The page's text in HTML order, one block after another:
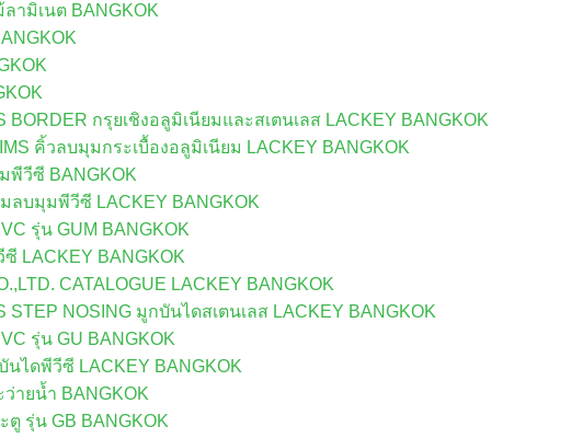
ลามิเนต BANGKOK
BORDER กรุยเชิงอลูมิเนียมและสเตนเลส LACKEY BANGKOK
คิ้วลบมุมกระเบื้องอลูมิเนียม LACKEY BANGKOK
พีวีซี BANGKOK
ลบมุมพีวีซี LACKEY BANGKOK
รุ่น GUM BANGKOK
ซี LACKEY BANGKOK
CATALOGUE LACKEY BANGKOK
STEP NOSING มูกบันไดสเตนเลส LACKEY BANGKOK
รุ่น GU BANGKOK
นไดพีวีซี LACKEY BANGKOK
ายน้ำ BANGKOK
ตู รุ่น GB BANGKOK